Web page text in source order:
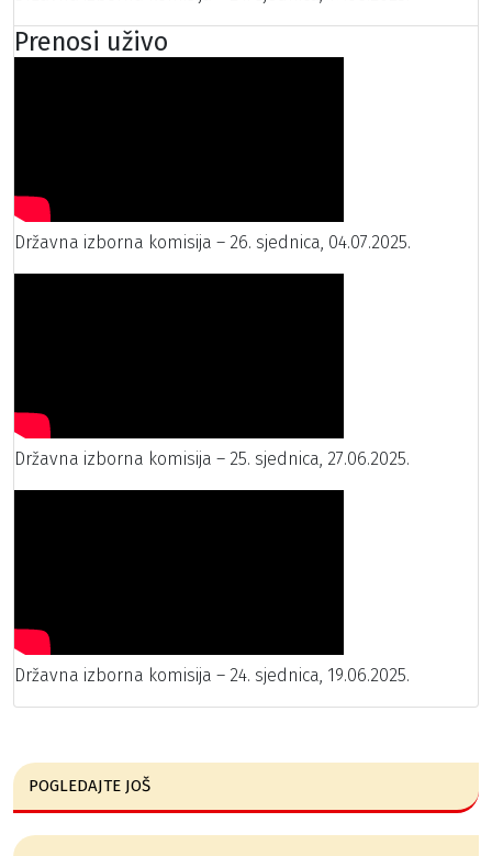
Prenosi uživo
Državna izborna komisija – 26. sjednica, 04.07.2025.
Državna izborna komisija – 25. sjednica, 27.06.2025.
Državna izborna komisija – 24. sjednica, 19.06.2025.
POGLEDAJTE JOŠ